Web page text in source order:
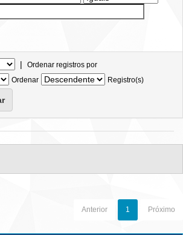
| Ordenar registros por
Ordenar
Registro(s)
Anterior 1 Próximo